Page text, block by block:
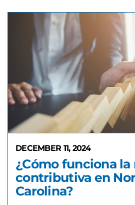
DECEMBER 11, 2024
¿Cómo funciona
contributiva en
Carolina?